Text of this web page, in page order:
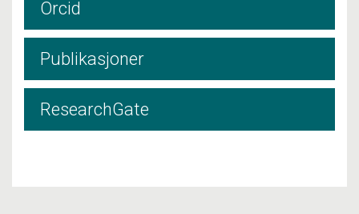
Orcid
Publikasjoner
ResearchGate